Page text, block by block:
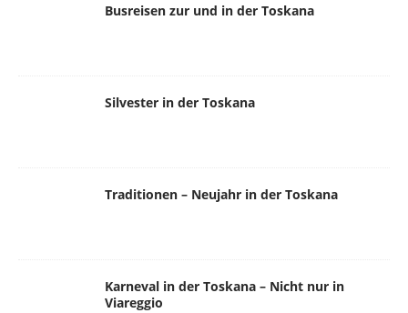
Busreisen zur und in der Toskana
Silvester in der Toskana
Traditionen – Neujahr in der Toskana
Karneval in der Toskana – Nicht nur in
Viareggio